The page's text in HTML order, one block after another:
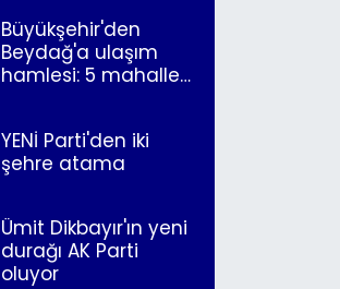
Büyükşehir'den
Beydağ'a ulaşım
hamlesi: 5 mahalle
YENİ Parti'den iki
şehre atama
Ümit Dikbayır'ın yeni
durağı AK Parti
oluyor